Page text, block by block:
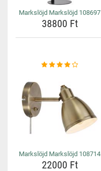
Markslöjd Markslöjd 108697
38800 Ft
Markslöjd Markslöjd 108714
22000 Ft